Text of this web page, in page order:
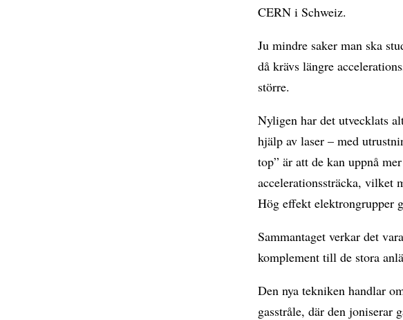
CERN i Schweiz.
Ju mindre saker man ska
då krävs längre
större.
Nyligen har det utvecklats
hjälp av laser – med
top” är att de kan uppnå
accelerationssträcka, vilket
Hög effekt elektrongrupper
Sammantaget verkar det
komplement till de stora
Den nya tekniken handlar
gasstråle, där den joniserar